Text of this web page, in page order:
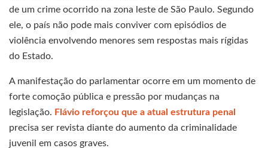
de um crime ocorrido na zona leste de São Paulo. Segundo
ele, o país não pode mais conviver com episódios de
violência envolvendo menores sem respostas mais rígidas
do Estado.
A manifestação do parlamentar ocorre em um momento de
forte comoção pública e pressão por mudanças na
legislação. Flávio reforçou que a atual estrutura penal
precisa ser revista diante do aumento da criminalidade
juvenil em casos graves.